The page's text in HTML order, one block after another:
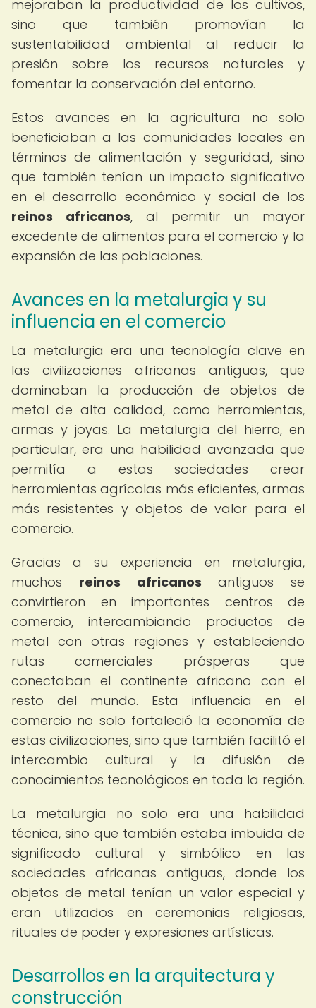
mejoraban la productividad de los cultivos,
sino que también promovían la
sustentabilidad ambiental al reducir la
presión sobre los recursos naturales y
fomentar la conservación del entorno.
Estos avances en la agricultura no solo
beneficiaban a las comunidades locales en
términos de alimentación y seguridad, sino
que también tenían un impacto significativo
en el desarrollo económico y social de los
reinos africanos, al permitir un mayor
excedente de alimentos para el comercio y la
expansión de las poblaciones.
Avances en la metalurgia y su
influencia en el comercio
La metalurgia era una tecnología clave en
las civilizaciones africanas antiguas, que
dominaban la producción de objetos de
metal de alta calidad, como herramientas,
armas y joyas. La metalurgia del hierro, en
particular, era una habilidad avanzada que
permitía a estas sociedades crear
herramientas agrícolas más eficientes, armas
más resistentes y objetos de valor para el
comercio.
Gracias a su experiencia en metalurgia,
muchos reinos africanos antiguos se
convirtieron en importantes centros de
comercio, intercambiando productos de
metal con otras regiones y estableciendo
rutas comerciales prósperas que
conectaban el continente africano con el
resto del mundo. Esta influencia en el
comercio no solo fortaleció la economía de
estas civilizaciones, sino que también facilitó el
intercambio cultural y la difusión de
conocimientos tecnológicos en toda la región.
La metalurgia no solo era una habilidad
técnica, sino que también estaba imbuida de
significado cultural y simbólico en las
sociedades africanas antiguas, donde los
objetos de metal tenían un valor especial y
eran utilizados en ceremonias religiosas,
rituales de poder y expresiones artísticas.
Desarrollos en la arquitectura y
construcción